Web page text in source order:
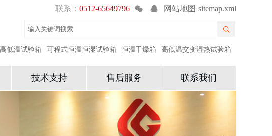
联系： 0512-65649796 网站地图 sitemap.xml
高低温试验箱 可程式恒温恒湿试验箱 恒温干燥箱 高低温交变湿热试验箱
技术支持 售后服务 联系我们